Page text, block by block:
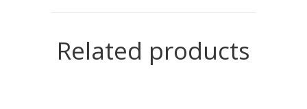
Related products